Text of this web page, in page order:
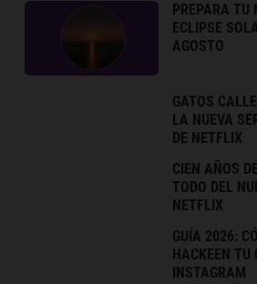
PREPARA TU
ECLIPSE
AGOSTO
GATOS
LA NUEVA
DE NETFLIX
CIEN AÑOS
TODO DEL
NETFLIX
GUÍA 2026:
HACKEEN TU
INSTAGRAM